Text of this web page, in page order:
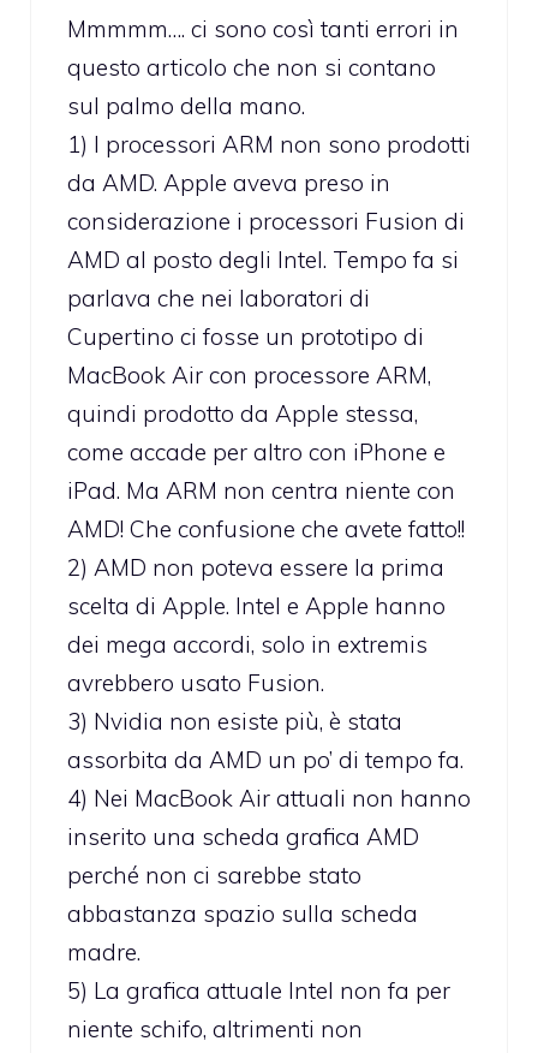
Mmmmm…. ci sono così tanti errori in
questo articolo che non si contano
sul palmo della mano.
1) I processori ARM non sono prodotti
da AMD. Apple aveva preso in
considerazione i processori Fusion di
AMD al posto degli Intel. Tempo fa si
parlava che nei laboratori di
Cupertino ci fosse un prototipo di
MacBook Air con processore ARM,
quindi prodotto da Apple stessa,
come accade per altro con iPhone e
iPad. Ma ARM non centra niente con
AMD! Che confusione che avete fatto!!
2) AMD non poteva essere la prima
scelta di Apple. Intel e Apple hanno
dei mega accordi, solo in extremis
avrebbero usato Fusion.
3) Nvidia non esiste più, è stata
assorbita da AMD un po’ di tempo fa.
4) Nei MacBook Air attuali non hanno
inserito una scheda grafica AMD
perché non ci sarebbe stato
abbastanza spazio sulla scheda
madre.
5) La grafica attuale Intel non fa per
niente schifo, altrimenti non